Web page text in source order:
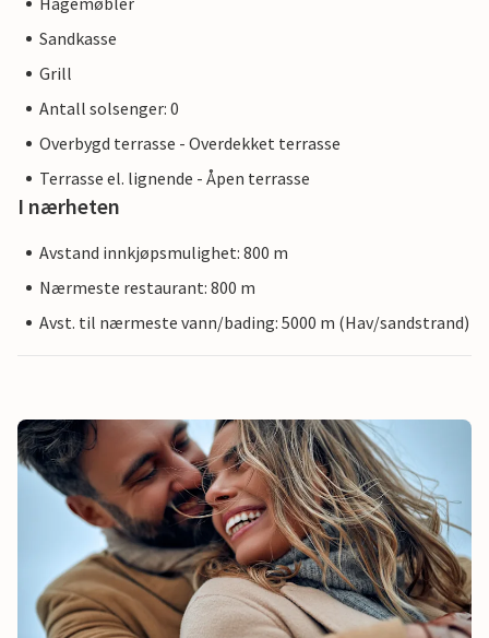
Sandkasse
Grill
Antall solsenger: 0
Overbygd terrasse - Overdekket terrasse
Terrasse el. lignende - Åpen terrasse
I nærheten
Avstand innkjøpsmulighet: 800 m
Nærmeste restaurant: 800 m
Avst. til nærmeste vann/bading: 5000 m (Hav/sandstrand)